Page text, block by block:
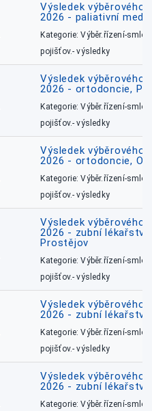
Výsledek výběrového
2026 - paliativní
Kategorie: Výběr.řízení-
pojišťov.- výsledky
Výsledek výběrového
2026 - ortodoncie,
Kategorie: Výběr.řízení-
pojišťov.- výsledky
Výsledek výběrového
2026 - ortodoncie,
Kategorie: Výběr.řízení-
pojišťov.- výsledky
Výsledek výběrového
2026 - zubní
Prostějov
Kategorie: Výběr.řízení-
pojišťov.- výsledky
Výsledek výběrového
2026 - zubní
Kategorie: Výběr.řízení-
pojišťov.- výsledky
Výsledek výběrového
2026 - zubní
Kategorie: Výběr.řízení-